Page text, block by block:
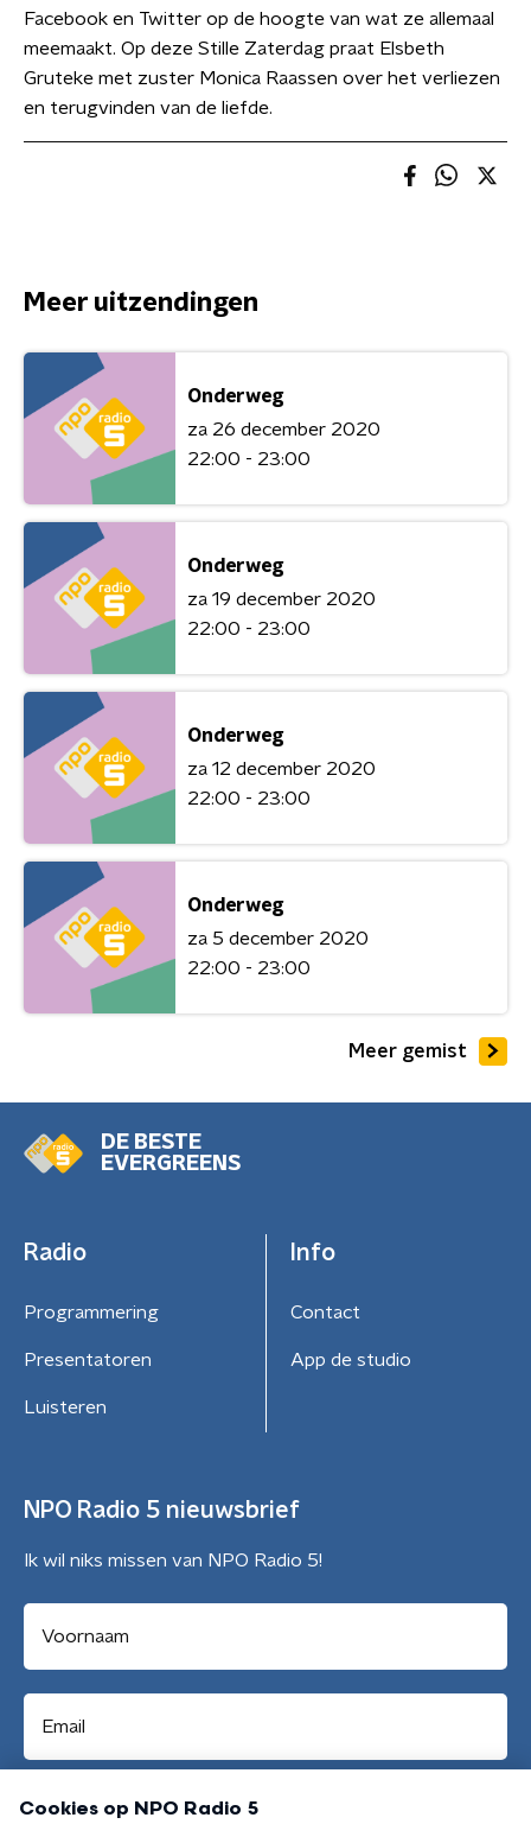
Facebook en Twitter op de hoogte van wat ze allemaal
meemaakt. Op deze Stille Zaterdag praat Elsbeth
Gruteke met zuster Monica Raassen over het verliezen
en terugvinden van de liefde.
Meer uitzendingen
Onderweg
za 26 december 2020
22:00 - 23:00
Onderweg
za 19 december 2020
22:00 - 23:00
Onderweg
za 12 december 2020
22:00 - 23:00
Onderweg
za 5 december 2020
22:00 - 23:00
Meer gemist
DE BESTE
EVERGREENS
Radio
Programmering
Presentatoren
Luisteren
Info
Contact
App de studio
NPO Radio 5 nieuwsbrief
Ik wil niks missen van NPO Radio 5!
Aanmelden